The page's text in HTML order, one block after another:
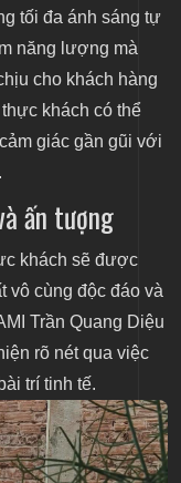
tối đa ánh sáng tự
năng lượng mà
cho khách hàng
khách có thể
giác gần gũi với
ấn tượng
khách sẽ được
vô cùng độc đáo và
Trần Quang Diệu
rõ nét qua việc
trí tinh tế.